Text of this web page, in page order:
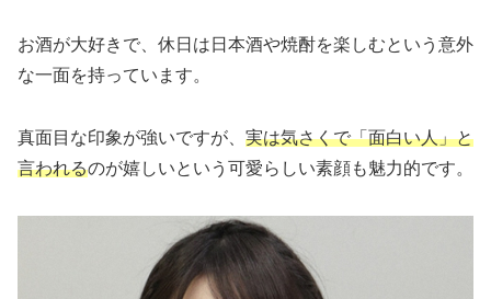
お酒が大好きで、休日は日本酒や焼酎を楽しむという意外
な一面を持っています。
真面目な印象が強いですが、 実は気さくで「面白い人」と
言われるのが嬉しいという可愛らしい素顔も魅力的です。